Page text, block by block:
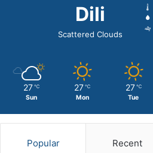
Dili
Scattered Clouds
27 ℃
Sun
27 ℃
Mon
27 ℃
Tue
Popular Recent